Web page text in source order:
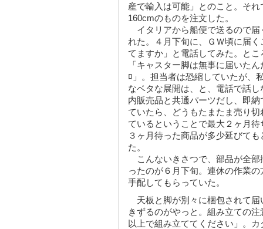
産で輸入は可能」とのこと。そ
160cmのものを注文した。
イタリアから船便で送るので届
れた。４月下旬に、ＧＷ頃に届
てますか」と電話してみた。と
「キャスター脚は無事に届いた
ﾛ」。担当者は恐縮していたが、
なベタな展開は、と、電話で話
内販売品と共通パーツだし、即
ていたら、どうもたまたま売り
ているということで最大２ヶ月
３ヶ月待った商品が多少延びて
た。
こんないきさつで、部品が全部
ったのが６月下旬。連休の作業
手配してもらっていた。
天板と脚が別々に梱包されて届
きずるのがやっと。組み立ての
以上で組み立ててください」。